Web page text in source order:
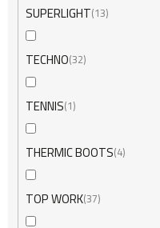
SUPERLIGHT 13
TECHNO 32
TENNIS 1
THERMIC BOOTS 4
TOP WORK37